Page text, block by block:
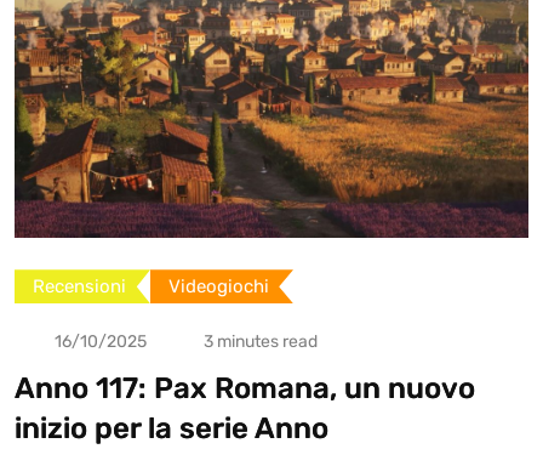
Recensioni Videogiochi
16/10/2025 3 minutes read
Anno 117: Pax Romana, un nuovo
inizio per la serie Anno